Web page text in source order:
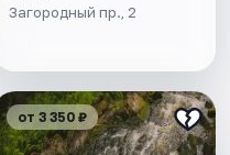
Загородный пр., 2
от 3 350 ₽